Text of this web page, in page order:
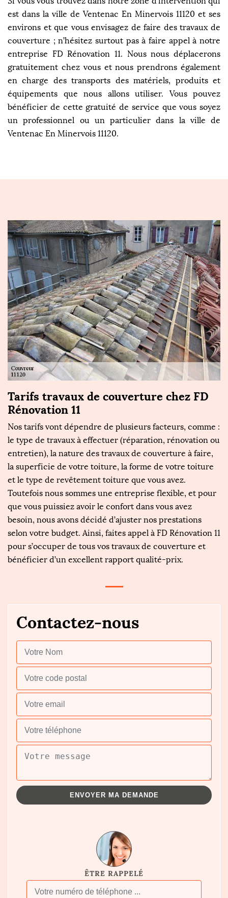
est dans la ville de Ventenac En Minervois 11120 et ses
environs et que vous envisagez de faire des travaux de
couverture ; n’hésitez surtout pas à faire appel à notre
entreprise FD Rénovation 11. Nous nous déplacerons
gratuitement chez vous et nous prendrons également
en charge des transports des matériels, produits et
équipements que nous allons utiliser. Vous pouvez
bénéficier de cette gratuité de service que vous soyez
un professionnel ou un particulier dans la ville de
Ventenac En Minervois 11120.
Tarifs travaux de couverture chez FD
Rénovation 11
Nos tarifs vont dépendre de plusieurs facteurs, comme :
le type de travaux à effectuer (réparation, rénovation ou
entretien), la nature des travaux de couverture à faire,
la superficie de votre toiture, la forme de votre toiture
et le type de revêtement toiture que vous avez.
Toutefois nous sommes une entreprise flexible, et pour
que vous puissiez avoir le confort dans vous avez
besoin, nous avons décidé d’ajuster nos prestations
selon votre budget. Ainsi, faites appel à FD Rénovation 11
pour s’occuper de tous vos travaux de couverture et
bénéficier d’un excellent rapport qualité-prix.
Contactez-nous
ÊTRE RAPPELÉ